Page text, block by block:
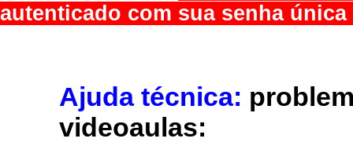
autenticado com sua senha
Ajuda técnica:
videoaulas: